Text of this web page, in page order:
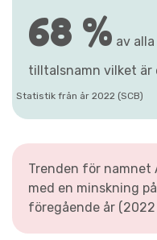
68 % av
tilltalsnamn vilket är
Statistik från år 2022 (SCB)
Trenden för namnet
med en minskning
föregående år